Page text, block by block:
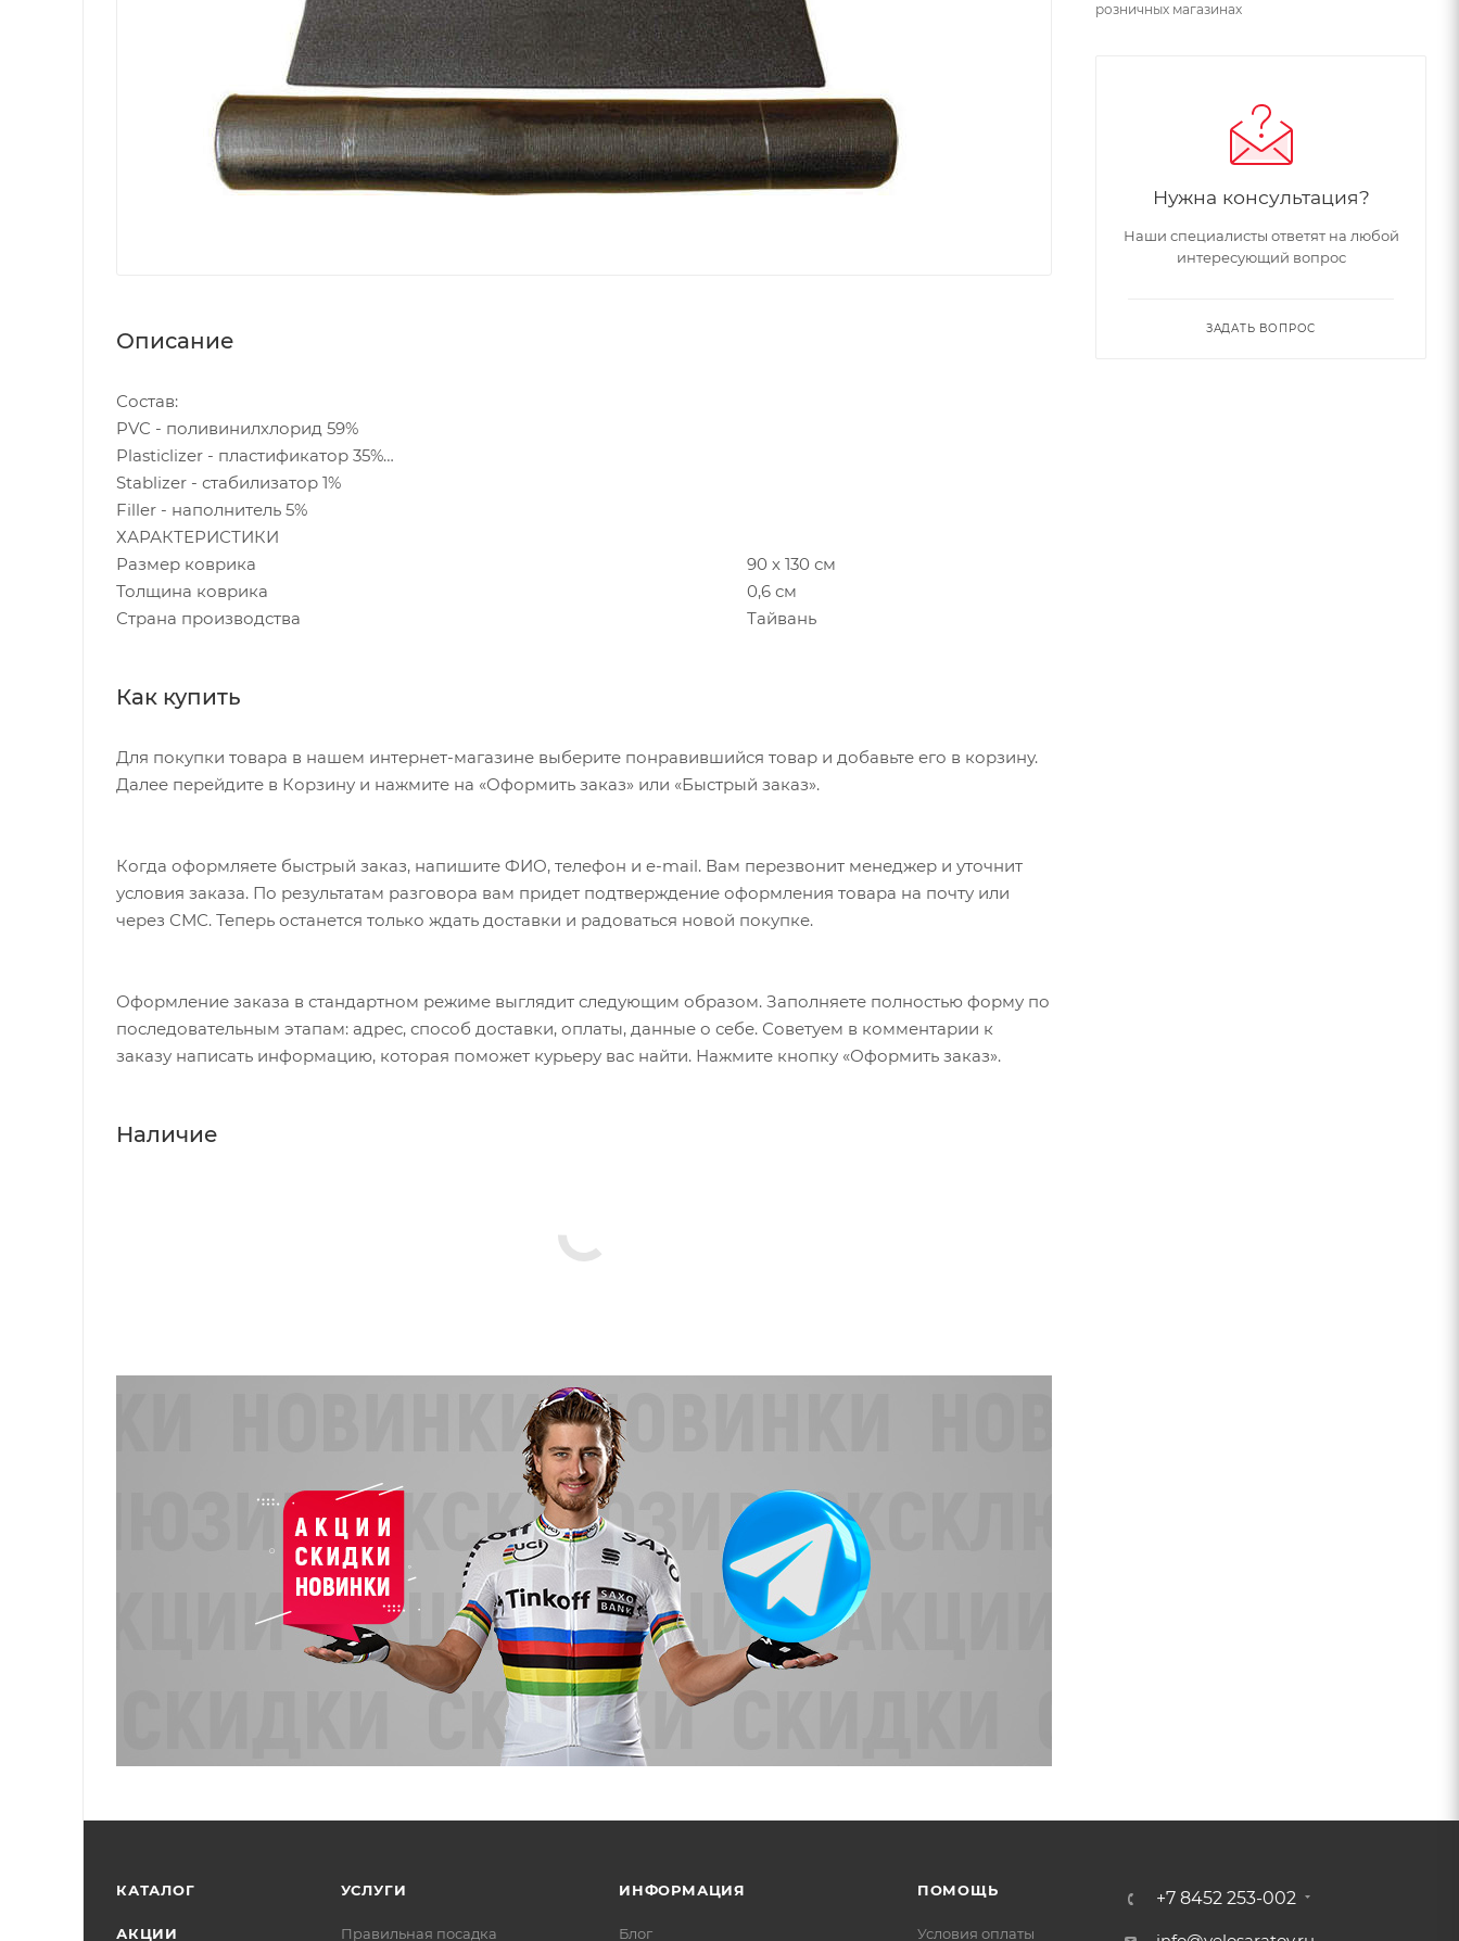
Описание
Состав:
PVC - поливинилхлорид 59%
Plasticlizer - пластификатор 35%
Stablizer - стабилизатор 1%
Filler - наполнитель 5%
ХАРАКТЕРИСТИКИ
Размер коврика
90 х 130 см
Толщина коврика
0,6 см
Страна производства
Тайвань
Как купить
Для покупки товара в нашем интернет-магазине выберите понравившийся товар и добавьте его в корзину.
Далее перейдите в Корзину и нажмите на «Оформить заказ» или «Быстрый заказ».
Когда оформляете быстрый заказ, напишите ФИО, телефон и e-mail. Вам перезвонит менеджер и уточнит
условия заказа. По результатам разговора вам придет подтверждение оформления товара на почту или
через СМС. Теперь останется только ждать доставки и радоваться новой покупке.
Оформление заказа в стандартном режиме выглядит следующим образом. Заполняете полностью форму по
последовательным этапам: адрес, способ доставки, оплаты, данные о себе. Советуем в комментарии к
заказу написать информацию, которая поможет курьеру вас найти. Нажмите кнопку «Оформить заказ».
Наличие
розничных магазинах
Нужна консультация?
Наши специалисты ответят на любой
интересующий вопрос
ЗАДАТЬ ВОПРОС
КАТАЛОГ
АКЦИИ
УСЛУГИ
Правильная посадка
ИНФОРМАЦИЯ
Блог
ПОМОЩЬ
Условия оплаты
+7 8452 253-002